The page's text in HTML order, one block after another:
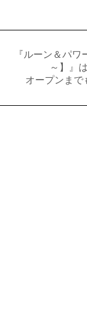
『ルーン＆パワ
～】』
オープンまで